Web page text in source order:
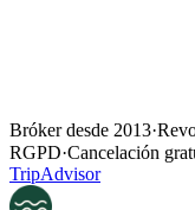
Bróker desde 2013·
RGPD·Cancelación
TripAdvisor